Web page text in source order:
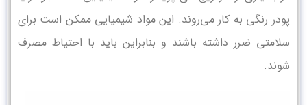
پودر رنگی به کار می‌روند. این مواد شیمیایی ممکن است برای
سلامتی ضرر داشته باشند و بنابراین باید با احتیاط مصرف
شوند.